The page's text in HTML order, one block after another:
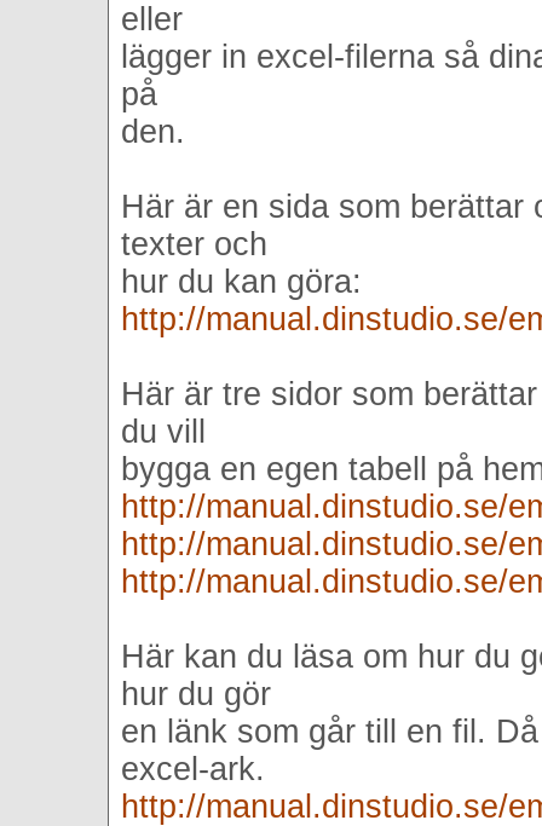
eller
lägger in excel-filerna så
på
den.
Här är en sida som
texter och
hur du kan göra:
http://manual.dinstudio.se/
Här är tre sidor som
du vill
bygga en egen tabell på
http://manual.dinstudio.se/
http://manual.dinstudio.se/
http://manual.dinstudio.se/
Här kan du läsa om hur du
hur du gör
en länk som går till en fil.
excel-ark.
http://manual.dinstudio.se/